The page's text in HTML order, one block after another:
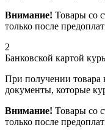
Внимание! Товары со
только после
2
Банковской картой
При получении товара
документы, которые
Внимание! Товары со
только после